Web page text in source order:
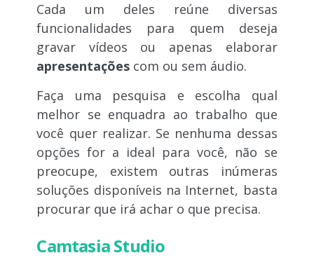
Cada um deles reúne diversas
funcionalidades para quem deseja
gravar vídeos ou apenas elaborar
apresentações com ou sem áudio.
Faça uma pesquisa e escolha qual
melhor se enquadra ao trabalho que
você quer realizar. Se nenhuma dessas
opções for a ideal para você, não se
preocupe, existem outras inúmeras
soluções disponíveis na Internet, basta
procurar que irá achar o que precisa.
Camtasia Studio